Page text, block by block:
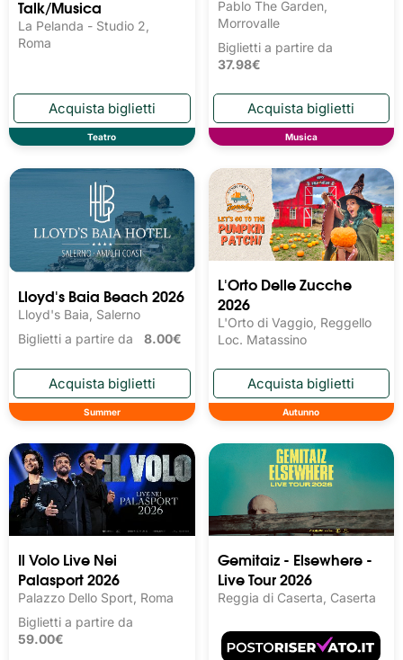
Talk/Musica
La Pelanda - Studio 2,
Roma
Teatro
Pablo The Garden,
Morrovalle
Biglietti a partire da
37.98€
Musica
Lloyd's Baia Beach 2026
Lloyd's Baia, Salerno
Biglietti a partire da 8.00€
Summer
L'Orto Delle Zucche
2026
L'Orto di Vaggio, Reggello
Loc. Matassino
Autunno
Il Volo Live Nei
Palasport 2026
Palazzo Dello Sport, Roma
Biglietti a partire da
59.00€
Gemitaiz - Elsewhere -
Live Tour 2026
Reggia di Caserta, Caserta